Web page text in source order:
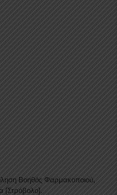
Βοηθός Φαρμακοποιού,
[Στρόβολο].